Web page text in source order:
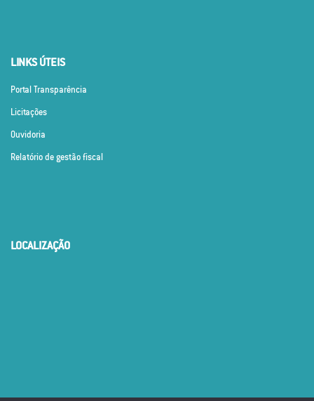
LINKS ÚTEIS
Portal Transparência
Licitações
Ouvidoria
Relatório de gestão fiscal
LOCALIZAÇÃO